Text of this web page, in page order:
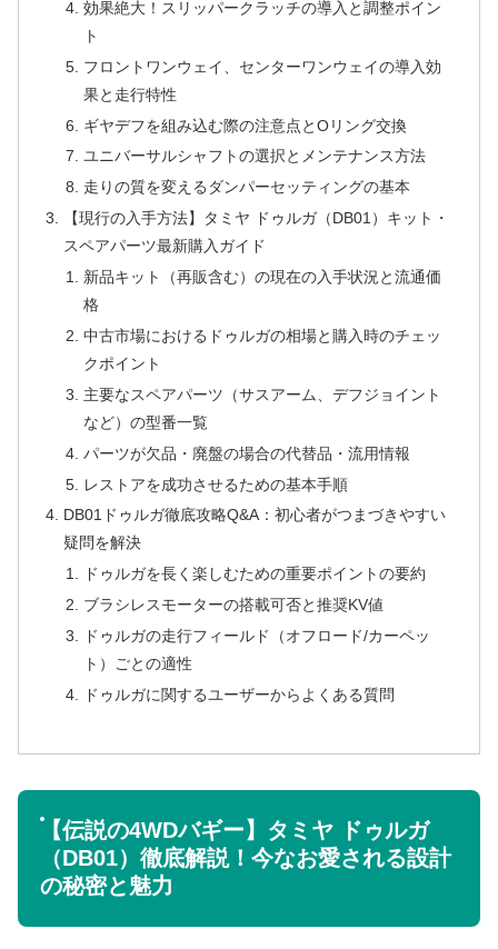
効果絶大！スリッパークラッチの導入と調整ポイン
ト
フロントワンウェイ、センターワンウェイの導入効
果と走行特性
ギヤデフを組み込む際の注意点とOリング交換
ユニバーサルシャフトの選択とメンテナンス方法
走りの質を変えるダンパーセッティングの基本
【現行の入手方法】タミヤ ドゥルガ（DB01）キット・
スペアパーツ最新購入ガイド
新品キット（再販含む）の現在の入手状況と流通価
格
中古市場におけるドゥルガの相場と購入時のチェッ
クポイント
主要なスペアパーツ（サスアーム、デフジョイント
など）の型番一覧
パーツが欠品・廃盤の場合の代替品・流用情報
レストアを成功させるための基本手順
DB01ドゥルガ徹底攻略Q&A：初心者がつまづきやすい
疑問を解決
ドゥルガを長く楽しむための重要ポイントの要約
ブラシレスモーターの搭載可否と推奨KV値
ドゥルガの走行フィールド（オフロード/カーペッ
ト）ごとの適性
ドゥルガに関するユーザーからよくある質問
【伝説の4WDバギー】タミヤ ドゥルガ
（DB01）徹底解説！今なお愛される設計
の秘密と魅力